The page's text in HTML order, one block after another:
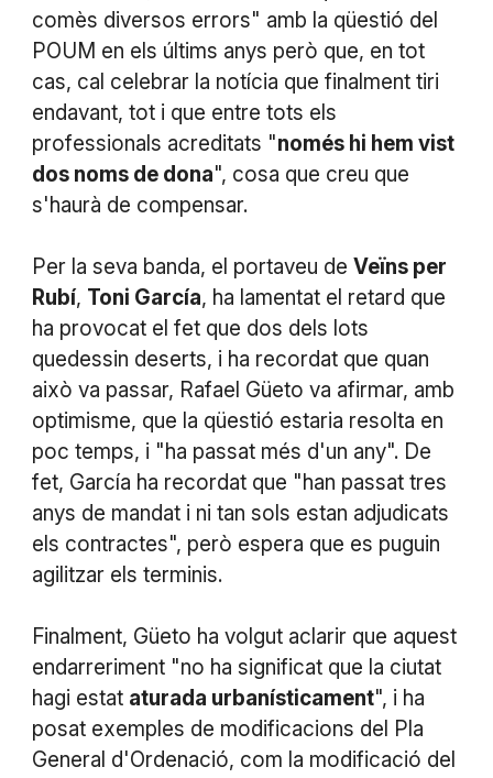
comès diversos errors" amb la qüestió del
POUM en els últims anys però que, en tot
cas, cal celebrar la notícia que finalment tiri
endavant, tot i que entre tots els
professionals acreditats "només hi hem vist
dos noms de dona", cosa que creu que
s'haurà de compensar.
Per la seva banda, el portaveu de Veïns per
Rubí, Toni García, ha lamentat el retard que
ha provocat el fet que dos dels lots
quedessin deserts, i ha recordat que quan
això va passar, Rafael Güeto va afirmar, amb
optimisme, que la qüestió estaria resolta en
poc temps, i "ha passat més d'un any". De
fet, García ha recordat que "han passat tres
anys de mandat i ni tan sols estan adjudicats
els contractes", però espera que es puguin
agilitzar els terminis.
Finalment, Güeto ha volgut aclarir que aquest
endarreriment "no ha significat que la ciutat
hagi estat aturada urbanísticament", i ha
posat exemples de modificacions del Pla
General d'Ordenació, com la modificació del